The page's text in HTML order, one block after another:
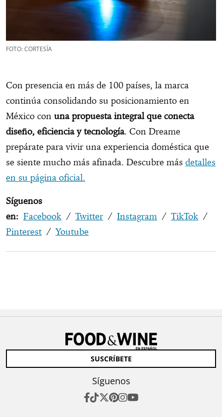
FOTO: CORTESÍA
Con presencia en más de 100 países, la marca
continúa consolidando su posicionamiento en
México con una propuesta integral que conecta
diseño, eficiencia y tecnología. Con Dreame
prepárate para vivir una experiencia doméstica que
se siente mucho más afinada. Descubre más detalles
en su página oficial.
Síguenos
en: Facebook / Twitter / Instagram / TikTok /
Pinterest / Youtube
SUSCRÍBETE
Síguenos